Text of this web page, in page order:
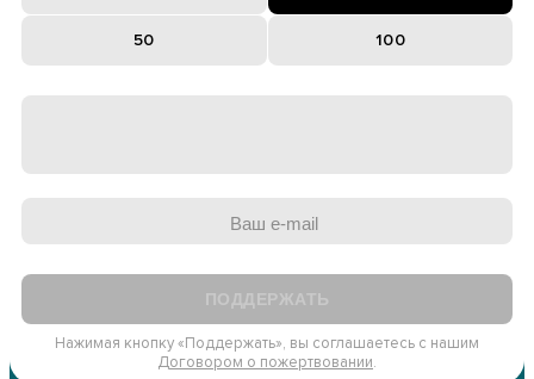
50 100
Нажимая кнопку «Поддержать», вы соглашаетесь с нашим
Договором о пожертвовании.